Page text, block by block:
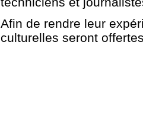
Afin de rendre leur
culturelles seront